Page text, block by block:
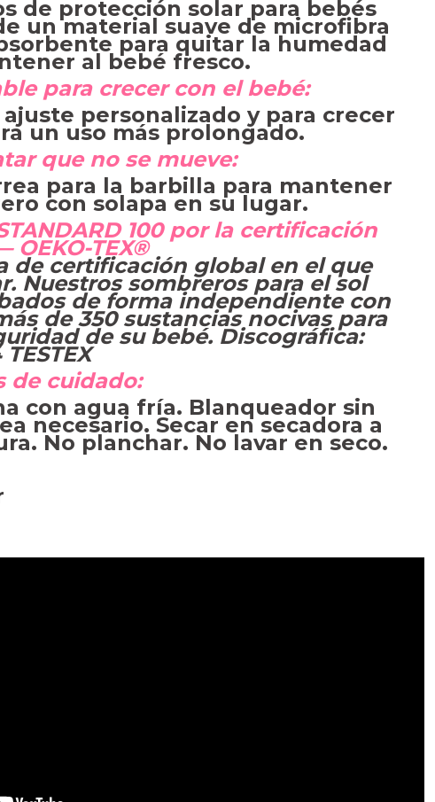
de protección solar para bebés
un material suave de microfibra
para quitar la humedad
al bebé fresco.
para crecer con el bebé:
personalizado y para crecer
un uso más prolongado.
que no se mueve:
para la barbilla para mantener
con solapa en su lugar.
100 por la certificación
OEKO-TEX®
de certificación global en el que
Nuestros sombreros para el sol
de forma independiente con
de 350 sustancias nocivas para
de su bebé. Discográfica:
TESTEX
de cuidado:
con agua fría. Blanqueador sin
necesario. Secar en secadora a
No planchar. No lavar en seco.